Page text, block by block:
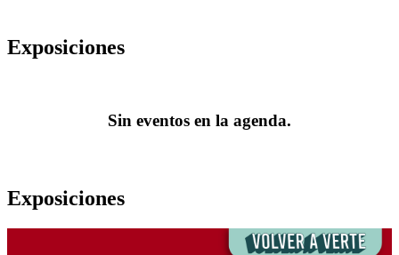
Exposiciones
Sin eventos en la agenda.
Exposiciones